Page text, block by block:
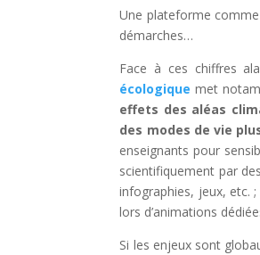
Une plateforme comme
démarches…
Face à ces chiffres
écologique met
effets des aléas
des modes de vie
enseignants pour
scientifiquement par
infographies, jeux, etc.
lors d’animations
Si les enjeux sont